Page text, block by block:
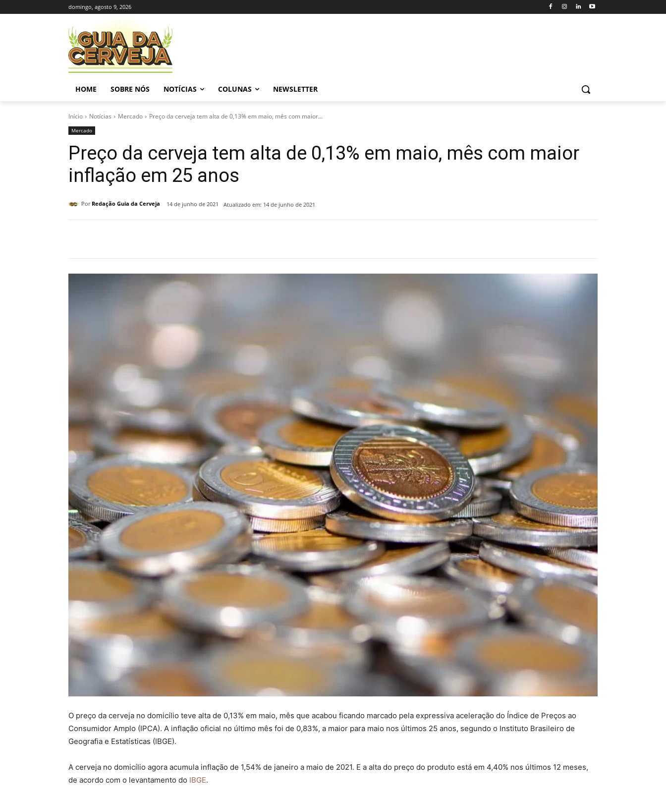
domingo, agosto 9, 2026
HOME SOBRE NÓS NOTÍCIAS COLUNAS NEWSLETTER
Início Notícias Mercado Preço da cerveja tem alta de 0,13% em maio, mês com maior...
Mercado
Preço da cerveja tem alta de 0,13% em maio, mês com maior
inflação em 25 anos
Por Redação Guia da Cerveja 14 de junho de 2021 Atualizado em: 14 de junho de 2021
O preço da cerveja no domicílio teve alta de 0,13% em maio, mês que acabou ficando marcado pela expressiva aceleração do Índice de Preços ao
Consumidor Amplo (IPCA). A inflação oficial no último mês foi de 0,83%, a maior para maio nos últimos 25 anos, segundo o Instituto Brasileiro de
Geografia e Estatísticas (IBGE).
A cerveja no domicílio agora acumula inflação de 1,54% de janeiro a maio de 2021. E a alta do preço do produto está em 4,40% nos últimos 12 meses,
de acordo com o levantamento do IBGE.